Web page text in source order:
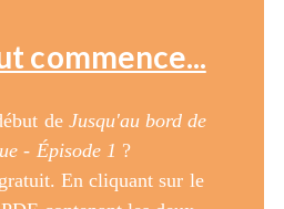
commence...
de Jusqu'au bord de
- Épisode 1 ?
En cliquant sur le